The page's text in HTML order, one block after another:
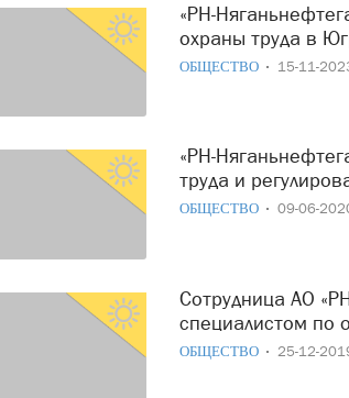
«РН-Няганьнефтегаз» стал одним из лучших в сфере
охраны труда в
ОБЩЕСТВО 15-11-
«РН-Няганьнефтегаз» признан лучшим в сфере охраны
труда и
ОБЩЕСТВО 09-06-
Сотрудница АО «РН-Няганьнефтегаз» признана «Лучшим
специалистом по
ОБЩЕСТВО 25-12-